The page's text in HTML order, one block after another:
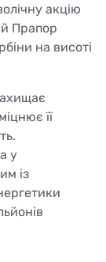
акцію
Прапор
на висоті
її
у
із